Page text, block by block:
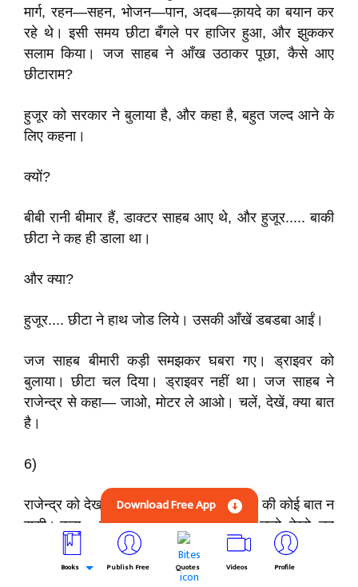
मार्ग, रहन—सहन, भोजन—पान, अदब—क़ायदे का बयान कर
रहे थे। इसी समय छीटा बँगले पर हाजिर हुआ, और झुककर
सलाम किया। जज साहब ने आँख उठाकर पूछा, कैसे आए
छीटाराम?
हुजूर को सरकार ने बुलाया है, और कहा है, बहुत जल्द आने के
लिए कहना।
क्यों?
बीबी रानी बीमार हैं, डाक्टर साहब आए थे, और हुजूर..... बाकी
छीटा ने कह ही डाला था।
और क्या?
हुजूर.... छीटा ने हाथ जोड लिये। उसकी आँखें डबडबा आईं।
जज साहब बीमारी कड़ी समझकर घबरा गए। ड्राइवर को
बुलाया। छीटा चल दिया। ड्राइवर नहीं था। जज साहब ने
राजेन्द्र से कहा— जाओ, मोटर ले आओ। चलें, देखें, क्या बात
है।
6)
राजेन्द्र को देखकर रामेश्वरजी सूख गए। टालने की कोई बात न
सूझी। कहा— बेटा, पद्‌मा को बुख़ार आ गया है, चलो, देखो, तब
तक मैं जज साहब से कुछ बातें करता हूँ।
Download Free App
Books Publish Free Quotes Videos Profile